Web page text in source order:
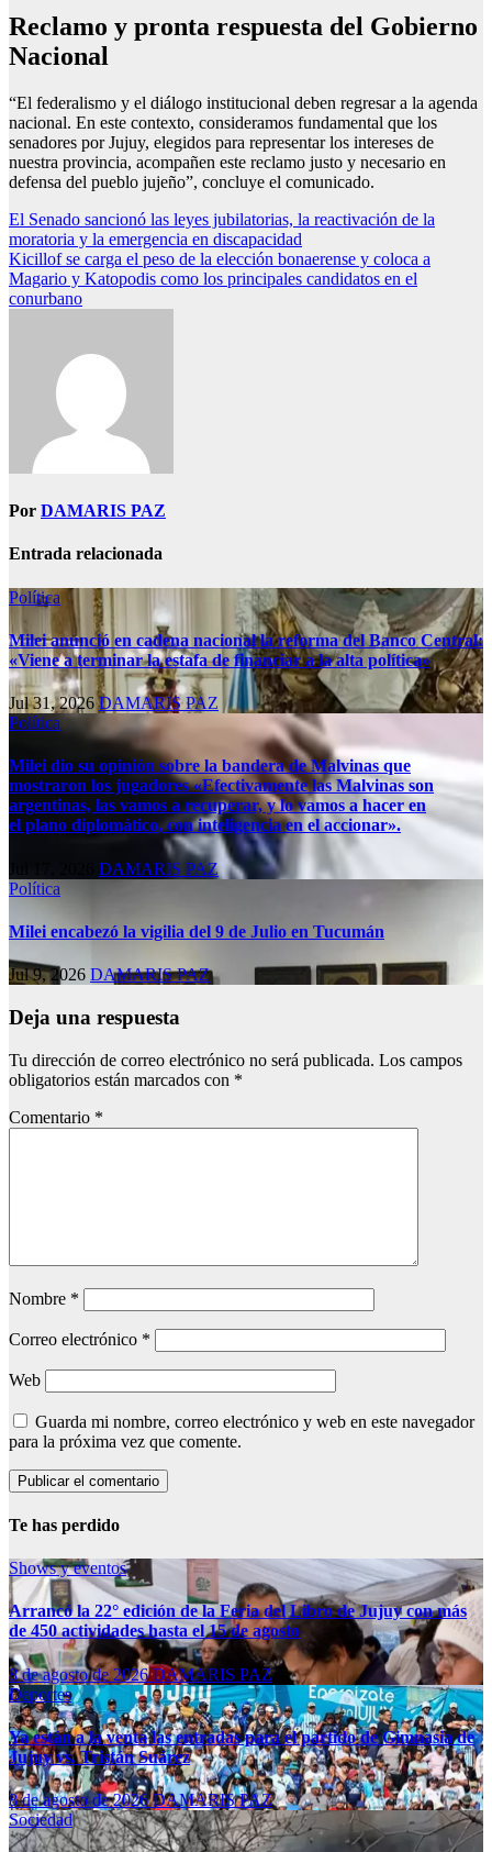
Reclamo y pronta respuesta del Gobierno
Nacional
“El federalismo y el diálogo institucional deben regresar a la agenda
nacional. En este contexto, consideramos fundamental que los
senadores por Jujuy, elegidos para representar los intereses de
nuestra provincia, acompañen este reclamo justo y necesario en
defensa del pueblo jujeño”, concluye el comunicado.
Navegación
de
entradas
El Senado sancionó las leyes jubilatorias, la reactivación de la
moratoria y la emergencia en discapacidad
Kicillof se carga el peso de la elección bonaerense y coloca a
Magario y Katopodis como los principales candidatos en el
conurbano
Por DAMARIS PAZ
Entrada relacionada
Política
Milei anunció en cadena nacional la reforma del Banco Central:
«Viene a terminar la estafa de financiar a la alta política»
Jul 31, 2026DAMARIS PAZ
Política
Milei dio su opinión sobre la bandera de Malvinas que
mostraron los jugadores «Efectivamente las Malvinas son
argentinas, las vamos a recuperar, y lo vamos a hacer en
el plano diplomático, con inteligencia en el accionar».
DAMARIS PAZ
Política
Milei encabezó la vigilia del 9 de Julio en Tucumán
Jul 9, 2026 DAMARIS PAZ
Deja una respuesta
Tu dirección de correo electrónico no será publicada. Los campos
obligatorios están marcados con *
Comentario *
Nombre *
Correo electrónico *
Web
Guarda mi nombre, correo electrónico y web en este navegador
para la próxima vez que comente.
Te has perdido
Shows y eventos
Arrancó la 22° edición de la Feria del Libro de Jujuy con más
de 450 actividades hasta el 15 de agosto
8 de agosto de 2026DAMARIS PAZ
Deportes
Ya están a la venta las entradas para el partido de Gimnasia de
Jujuy vs. Tristán Suárez
8 de agosto de 2026DAMARIS PAZ
Sociedad